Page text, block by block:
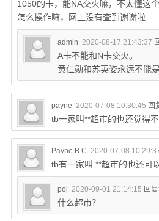
1050的卡，能NA交火嘛，不太懂这
怎么操作嘛，网上没有查到谢谢啦
admin 2020-08-17 21:43:37
A卡不能和N卡交火。
黄仁勋和苏英姿永远不能
payne 2020-07-08 10:30:45 回
tb一家叫**超市的也还觉得
Payne.B.C 2020-07-08
tb有一家叫 **超市的也还可
poi 2020-09-01 21:14:15 回
什么超市？